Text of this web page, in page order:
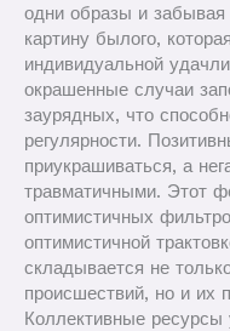
одни образы и
картину былого,
индивидуальной
окрашенные случаи
заурядных, что
регулярности.
приукрашиваться, а
травматичными. Этот
оптимистичных
оптимистичной
складывается не
происшествий, но и их
Коллективные